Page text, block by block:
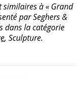
similaires à « Grand
par Seghers &
dans la catégorie
, Sculpture.